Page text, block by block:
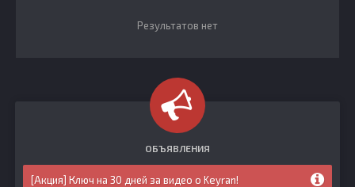
Результатов нет
ОБЪЯВЛЕНИЯ
[Акция] Ключ на 30 дней за видео о Keyran!